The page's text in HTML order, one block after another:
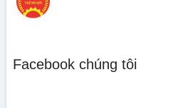
Facebook chúng tôi